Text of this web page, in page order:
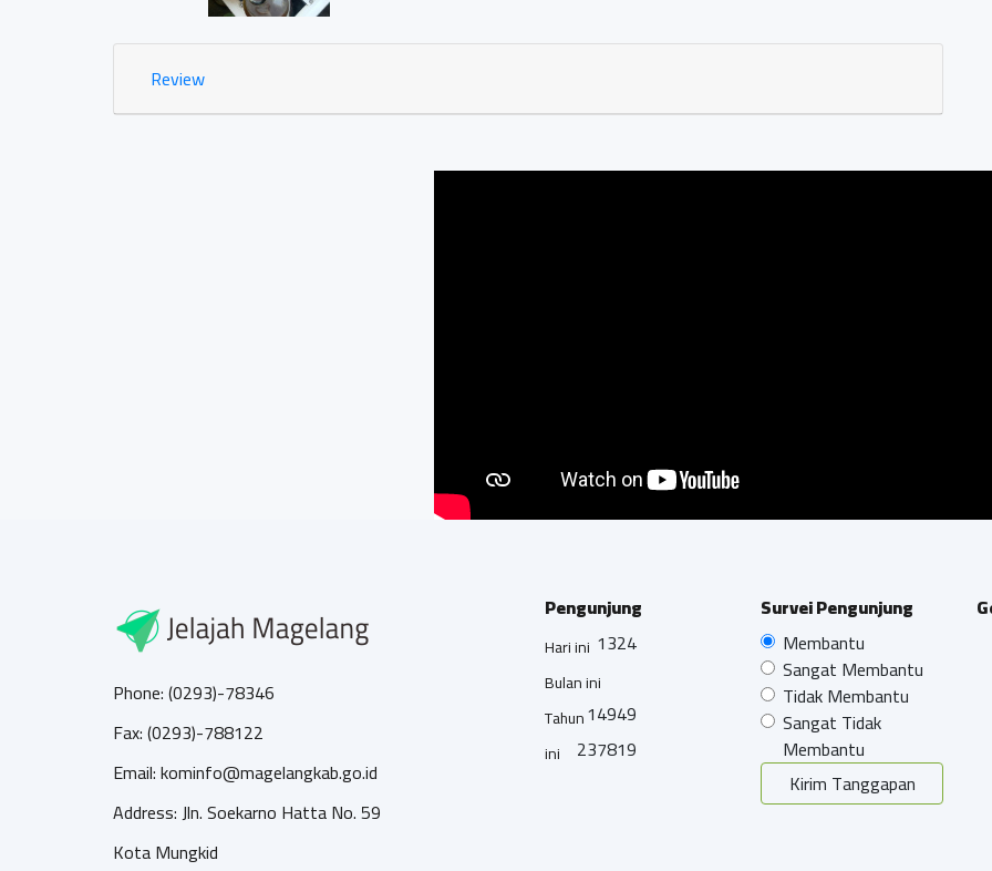
Review
Phone: (0293)-78346
Fax: (0293)-788122
Email: kominfo@magelangkab.go.id
Address: Jln. Soekarno Hatta No. 59
Kota Mungkid
Pengunjung
Hari ini 1324
Bulan ini
14949
Tahun
ini
237819
Survei Pengunjung
Membantu
Sangat Membantu
Tidak Membantu
Sangat Tidak
Membantu
Kirim Tanggapan